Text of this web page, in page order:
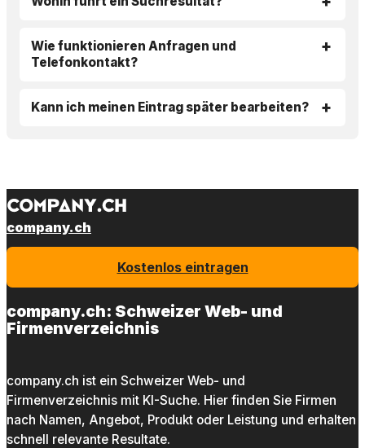
Wie funktionieren Anfragen und
Telefonkontakt?
Kann ich meinen Eintrag später bearbeiten?
company.ch
Kostenlos eintragen
company.ch: Schweizer Web- und
Firmenverzeichnis
company.ch ist ein Schweizer Web- und
Firmenverzeichnis mit KI-Suche. Hier finden Sie Firmen
nach Namen, Angebot, Produkt oder Leistung und erhalten
schnell relevante Resultate.